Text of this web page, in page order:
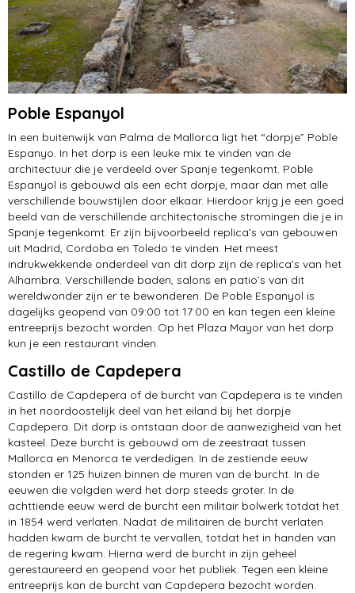
Poble Espanyol
In een buitenwijk van Palma de Mallorca ligt het “dorpje” Poble
Espanyo. In het dorp is een leuke mix te vinden van de
architectuur die je verdeeld over Spanje tegenkomt. Poble
Espanyol is gebouwd als een echt dorpje, maar dan met alle
verschillende bouwstijlen door elkaar. Hierdoor krijg je een goed
beeld van de verschillende architectonische stromingen die je in
Spanje tegenkomt. Er zijn bijvoorbeeld replica’s van gebouwen
uit Madrid, Cordoba en Toledo te vinden. Het meest
indrukwekkende onderdeel van dit dorp zijn de replica’s van het
Alhambra. Verschillende baden, salons en patio’s van dit
wereldwonder zijn er te bewonderen. De Poble Espanyol is
dagelijks geopend van 09:00 tot 17:00 en kan tegen een kleine
entreeprijs bezocht worden. Op het Plaza Mayor van het dorp
kun je een restaurant vinden.
Castillo de Capdepera
Castillo de Capdepera of de burcht van Capdepera is te vinden
in het noordoostelijk deel van het eiland bij het dorpje
Capdepera. Dit dorp is ontstaan door de aanwezigheid van het
kasteel. Deze burcht is gebouwd om de zeestraat tussen
Mallorca en Menorca te verdedigen. In de zestiende eeuw
stonden er 125 huizen binnen de muren van de burcht. In de
eeuwen die volgden werd het dorp steeds groter. In de
achttiende eeuw werd de burcht een militair bolwerk totdat het
in 1854 werd verlaten. Nadat de militairen de burcht verlaten
hadden kwam de burcht te vervallen, totdat het in handen van
de regering kwam. Hierna werd de burcht in zijn geheel
gerestaureerd en geopend voor het publiek. Tegen een kleine
entreeprijs kan de burcht van Capdepera bezocht worden.